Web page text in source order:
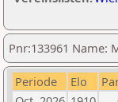
Pnr:133961 Name:
Periode Elo